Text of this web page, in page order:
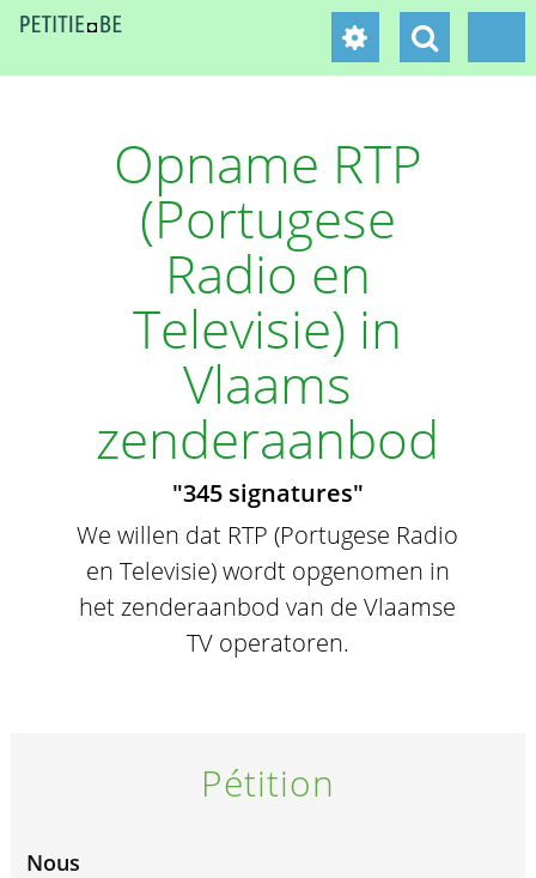
Opname RTP
(Portugese
Radio en
Televisie) in
Vlaams
zenderaanbod
"345 signatures"
We willen dat RTP (Portugese Radio
en Televisie) wordt opgenomen in
het zenderaanbod van de Vlaamse
TV operatoren.
Pétition
Nous